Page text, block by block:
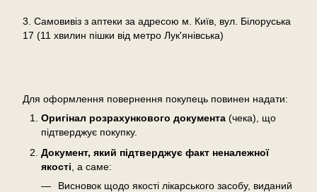
3. Самовивіз з аптеки за адресою м. Київ, вул. Білоруська
17 (11 хвилин пішки від метро Лук'янівська)
Для оформлення повернення покупець повинен надати:
Оригінал розрахункового документа (чека), що
підтверджує покупку.
Документ, який підтверджує факт неналежної
якості , а саме:
Висновок щодо якості лікарського засобу, виданий